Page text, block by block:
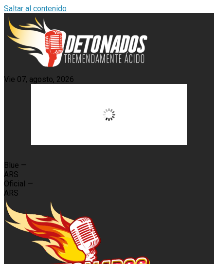
Saltar al contenido
Vie 07, agosto, 2026
Blue —
ARS
Oficial —
ARS